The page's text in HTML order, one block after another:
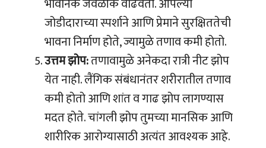
भावनिक जवळीक वाढवतो. आपल्या
जोडीदाराच्या स्पर्शाने आणि प्रेमाने सुरक्षिततेची
भावना निर्माण होते, ज्यामुळे तणाव कमी होतो.
उत्तम झोप:तणावामुळे अनेकदा रात्री नीट झोप
येत नाही. लैंगिक संबंधानंतर शरीरातील तणाव
कमी होतो आणि शांत व गाढ झोप लागण्यास
मदत होते. चांगली झोप तुमच्या मानसिक आणि
शारीरिक आरोग्यासाठी अत्यंत आवश्यक आहे.